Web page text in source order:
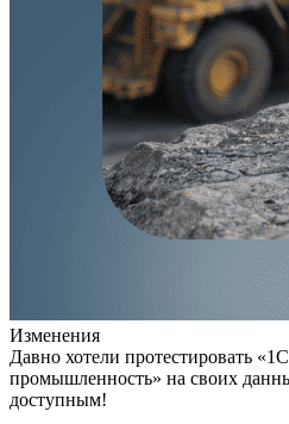
Изменения
Давно хотели протестировать
промышленность» на своих
доступным!